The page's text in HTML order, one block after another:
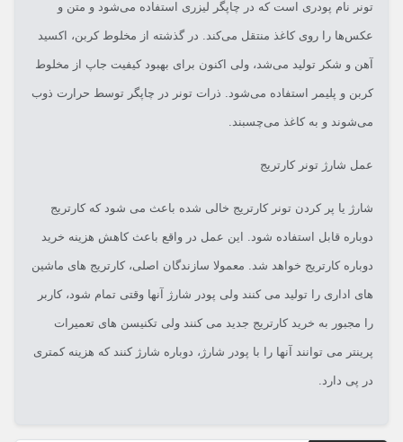
تونر نام پودری است که در چاپگر لیزری استفاده می‌شود و متن و
عکس‌ها را روی کاغذ منتقل می‌کند. در گذشته از مخلوط کربن، اکسید
آهن و شکر تولید می‌شد، ولی اکنون برای بهبود کیفیت جاپ از مخلوط
کربن و پلیمر استفاده می‌شود. ذرات تونر در چاپگر توسط حرارت ذوب
می‌شوند و به کاغذ می‌چسبند.
عمل شارژ تونر کارتریج
شارژ یا پر کردن تونر کارتریج خالی شده باعث می شود که کارتریج
دوباره قابل استفاده شود. این عمل در واقع باعث کاهش هزینه خرید
دوباره کارتریج خواهد شد. معمولا سازندگان اصلی، کارتریج های ماشین
های اداری را تولید می کنند ولی پودر شارژ آنها وقتی تمام شود، کاربر
را مجبور به خرید کارتریج جدید می کنند ولی تکنیسن های تعمیرات
پرینتر می توانند آنها را با پودر شارژ، دوباره شارژ کنند که هزینه کمتری
در پی دارد.